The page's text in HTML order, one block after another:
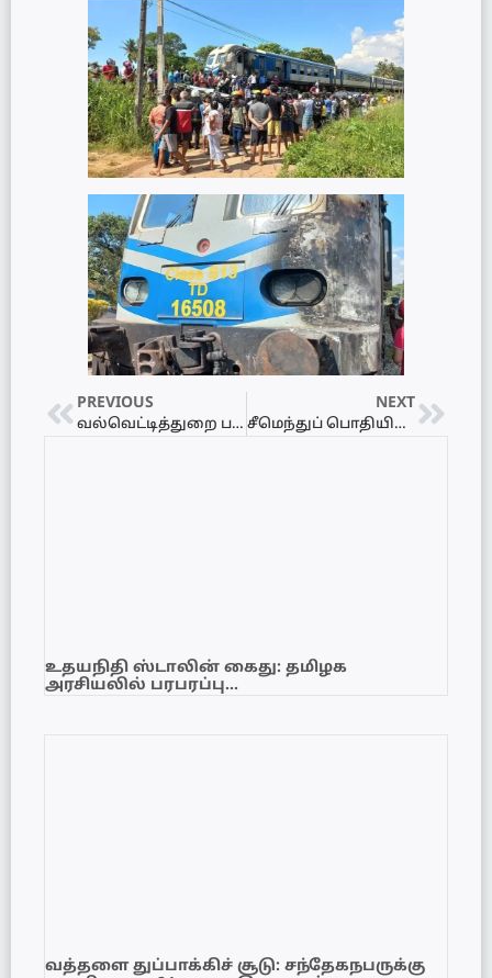
PREVIOUS
வல்வெட்டித்துறை பட்டப்போட்டி தொடர்பான கண்டன அறிக்கை…
NEXT
சீமெந்துப் பொதியின் விலையை அதிகரிக்கத் தீர்மானம்…
உதயநிதி ஸ்டாலின் கைது: தமிழக
அரசியலில் பரபரப்பு…
வத்தளை துப்பாக்கிச் சூடு: சந்தேகநபருக்கு